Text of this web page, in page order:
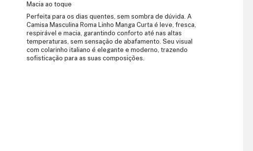
Macia ao toque
Perfeita para os dias quentes, sem sombra de dúvida. A
Camisa Masculina Roma Linho Manga Curta é leve, fresca,
respirável e macia, garantindo conforto até nas altas
temperaturas, sem sensação de abafamento. Seu visual
com colarinho italiano é elegante e moderno, trazendo
sofisticação para as suas composições.